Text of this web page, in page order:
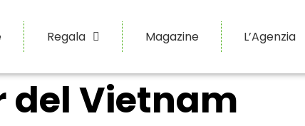
Regala Magazine L’Agenzia
del Vietnam